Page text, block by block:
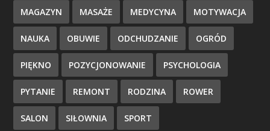
MAGAZYN MASAŻE MEDYCYNA MOTYWACJA
NAUKA OBUWIE ODCHUDZANIE OGRÓD
PIĘKNO POZYCJONOWANIE PSYCHOLOGIA
PYTANIE REMONT RODZINA ROWER
SALON SIŁOWNIA SPORT